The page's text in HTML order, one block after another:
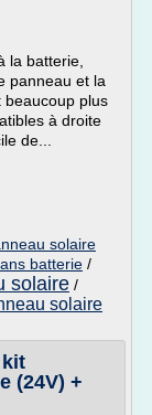
la batterie,
panneau et la
beaucoup plus
à droite
de...
solaire
batterie /
solaire /
solaire
kit
(24V) +